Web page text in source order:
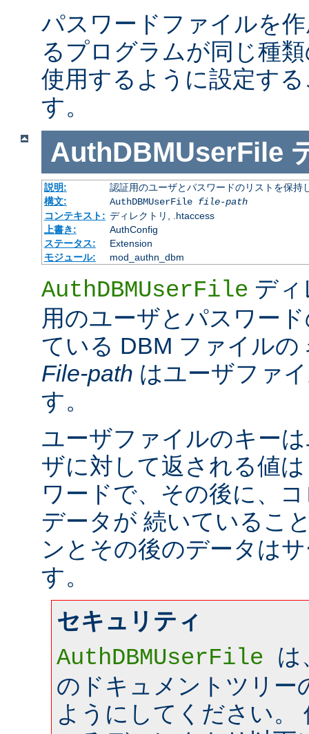
パスワードファイルを
るプログラムが同じ種
使用するように設定す
す。
AuthDBMUserFile
説明:
認証用のユーザとパスワードのリストを保
構文:
AuthDBMUserFile file-path
コンテキスト: ディレクトリ, .htaccess
上書き:
AuthConfig
ステータス:
Extension
モジュール:
mod_authn_dbm
AuthDBMUserFile デ
用のユーザとパスワー
ている DBM ファイルの
File-path はユーザファ
す。
ユーザファイルのキー
ザに対して返される値
ワードで、その後に、
データが 続いているこ
ンとその後のデータは
す。
セキュリティ
AuthDBMUserFile は
のドキュメントツリー
ようにしてください。